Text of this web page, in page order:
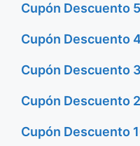
Cupón Descuento
Cupón Descuento
Cupón Descuento
Cupón Descuento
Cupón Descuento